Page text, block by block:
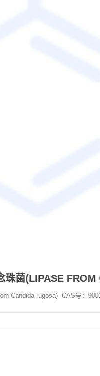
珠菌(LIPASE
Candida rugosa) CAS号：